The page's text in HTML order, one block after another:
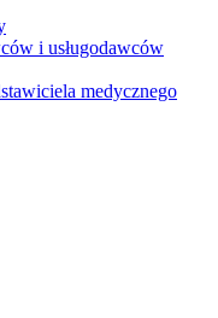
i usługodawców
medycznego